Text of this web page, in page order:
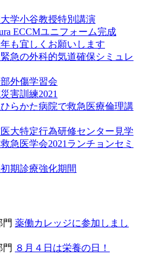
学小谷教授特別講演
ECCMユニフォーム完成
年も宜しくお願いします
急の外科的気道確保シミュレ
外傷学習会
害訓練2021
らかた病院で救急医療倫理講
大特定行為研修センター見学
急医学会2021ランチョンセミ
期診療強化期間
門 薬働カレッジに参加しまし
門 ８月４日は栄養の日！